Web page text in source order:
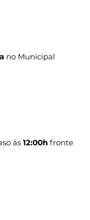
no Municipal
ás 12:00h fronte